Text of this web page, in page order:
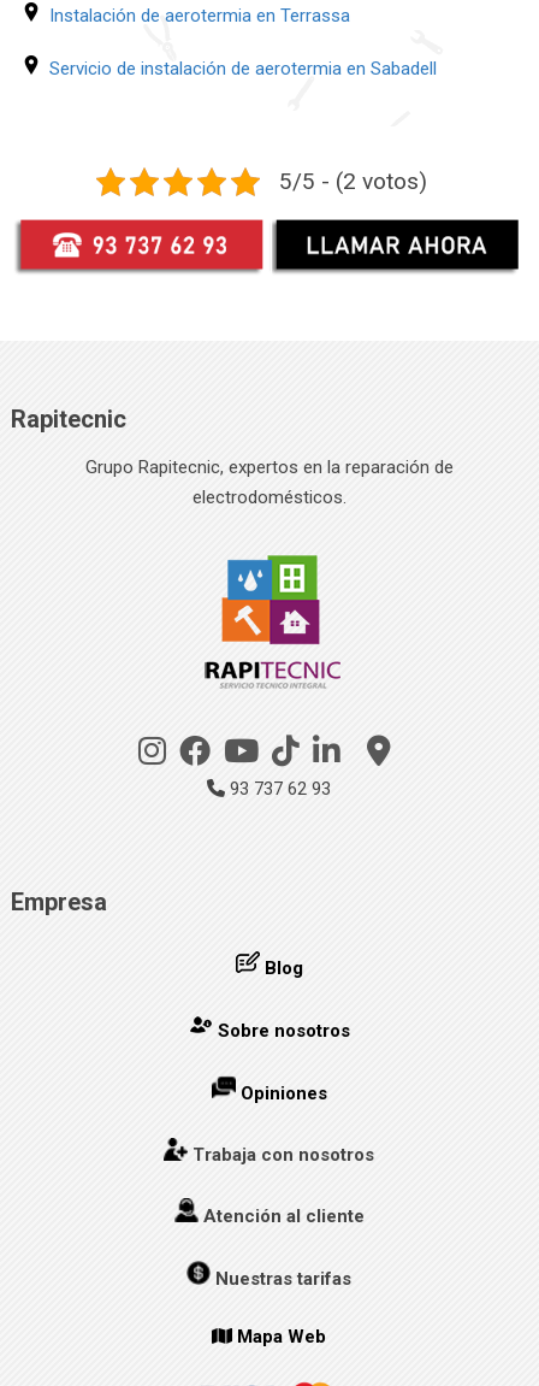
Instalación de aerotermia en Terrassa
Servicio de instalación de aerotermia en Sabadell
5/5 - (2 votos)
Rapitecnic
Grupo Rapitecnic, expertos en la reparación de
electrodomésticos.
93 737 62 93
Empresa
Blog
Sobre nosotros
Opiniones
Trabaja con nosotros
Atención al cliente
Nuestras tarifas
Mapa Web